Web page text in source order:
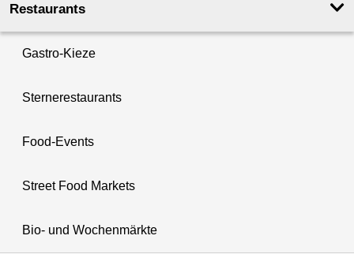
Restaurants
Gastro-Kieze
Sternerestaurants
Food-Events
Street Food Markets
Bio- und Wochenmärkte